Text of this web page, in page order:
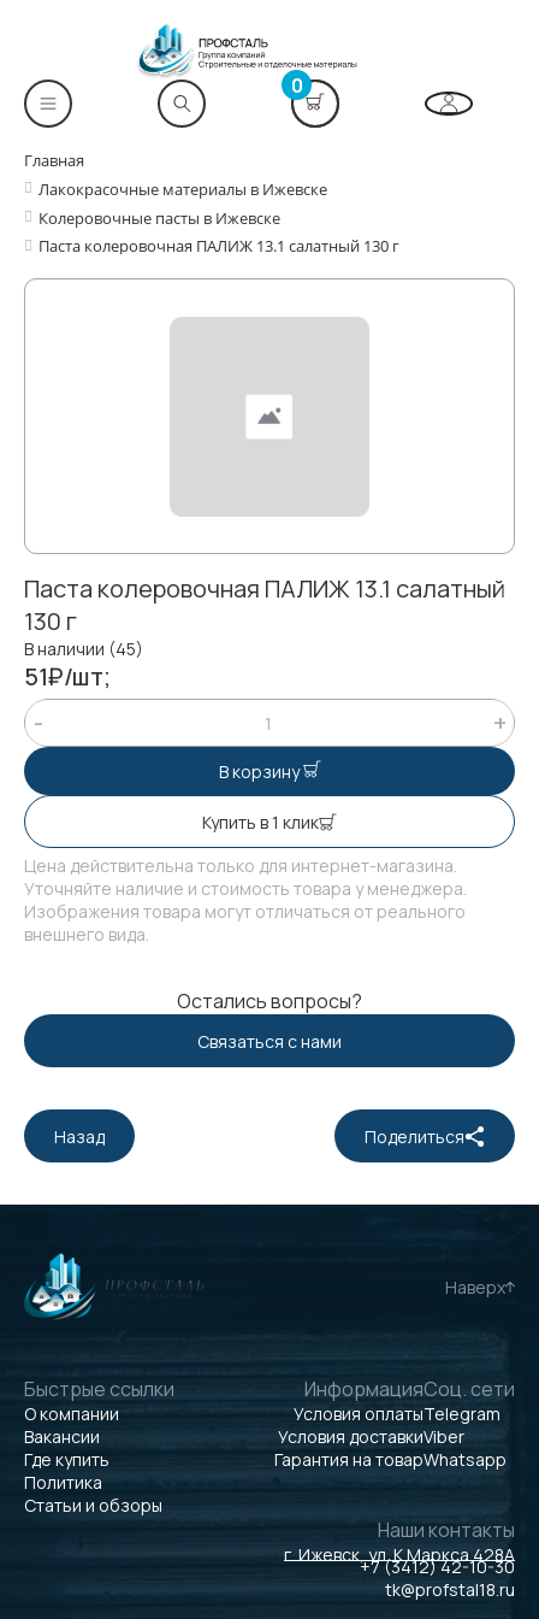
0
Главная
Лакокрасочные материалы в Ижевске
Колеровочные пасты в Ижевске
Паста колеровочная ПАЛИЖ 13.1 салатный 130 г
Паста колеровочная ПАЛИЖ 13.1 салатный
130 г
В наличии (45)
51₽/шт;
В корзину
Купить в 1 клик
Цена действительна только для интернет-магазина.
Уточняйте наличие и стоимость товара у менеджера.
Изображения товара могут отличаться от реального
внешнего вида.
Остались вопросы?
Связаться с нами
Назад Поделиться
Наверх
Быстрые ссылки
О компании
Вакансии
Где купить
Политика
Статьи и обзоры
Информация
Условия оплаты
Условия доставки
Гарантия на товар
Соц. сети
Telegram
Viber
Whatsapp
Наши контакты
г. Ижевск, ул. К.Маркса 428А
+7 (3412) 42-10-30
tk@profstal18.ru